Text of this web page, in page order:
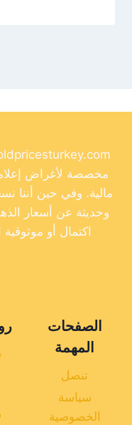
مخصصة لأغراض
مالية. وفي حين أننا
وحديثة عن أسعار
اكتمال أو
الصفحات
المهمة
تنصل
سياسة
الخصوصية